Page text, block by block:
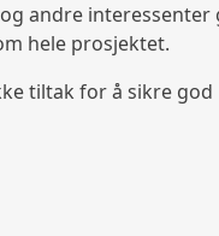
andre interessenter
hele prosjektet.
tiltak for å sikre god